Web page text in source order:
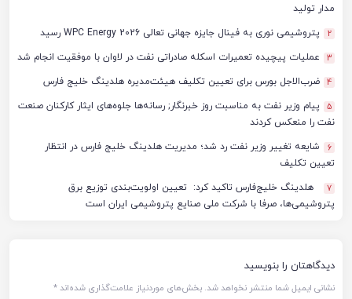
مدار تولید
2 پتروشیمی نوری به فینال جایزه جهانی تعالی WPC Energy 2026 رسید
3 عملیات پیچیده تعمیرات اسکله صادراتی نفت در لاوان با موفقیت انجام شد
4 ضرب‌الاجل بورس برای تعیین تکلیف هیئت‌مدیره هلدینگ خلیج فارس
5
پیام وزیر نفت به مناسبت روز خبرنگار; رسانه‌ها جلوه‌های ایثار کارکنان صنعت
نفت را منعکس کردند
6
شایعه تغییر وزیر نفت رد شد؛ مدیریت هلدینگ خلیج فارس در انتظار
تعیین تکلیف
7
هلدینگ خلیج‌فارس تاکید کرد: تعیین اولویت‌بندی توزیع برق
پتروشیمی‌ها، صرفا با شرکت ملی صنایع پتروشیمی ایران است
دیدگاهتان را بنویسید
نشانی ایمیل شما منتشر نخواهد شد. بخش‌های موردنیاز علامت‌گذاری شده‌اند*